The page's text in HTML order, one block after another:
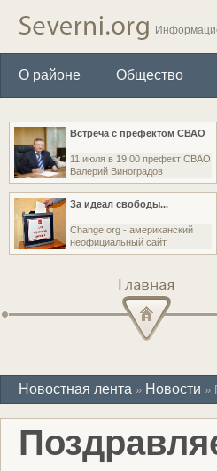
О районе Общество
Встреча с префектом СВАО
11 июля в 19.00 префект СВАО
Валерий Виноградов
За идеал свободы...
Change.org - американский
неофициальный сайт.
Новостная лента » Новости »